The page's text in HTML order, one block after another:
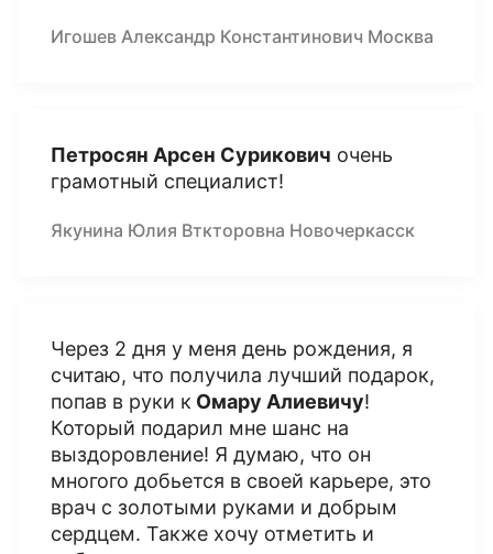
Игошев Александр Константинович Москва
Петросян Арсен Сурикович очень
грамотный специалист!
Якунина Юлия Вткторовна Новочеркасск
Через 2 дня у меня день рождения, я
считаю, что получила лучший подарок,
попав в руки к Омару Алиевичу!
Который подарил мне шанс на
выздоровление! Я думаю, что он
многого добьется в своей карьере, это
врач с золотыми руками и добрым
сердцем. Также хочу отметить и